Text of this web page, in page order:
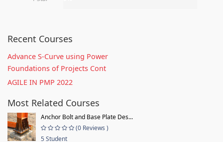
Recent Courses
Advance S-Curve using Power
Foundations of Projects Cont
AGILE IN PMP 2022
Most Related Courses
Anchor Bolt and Base Plate Des...
(0 Reviews )
5 Student